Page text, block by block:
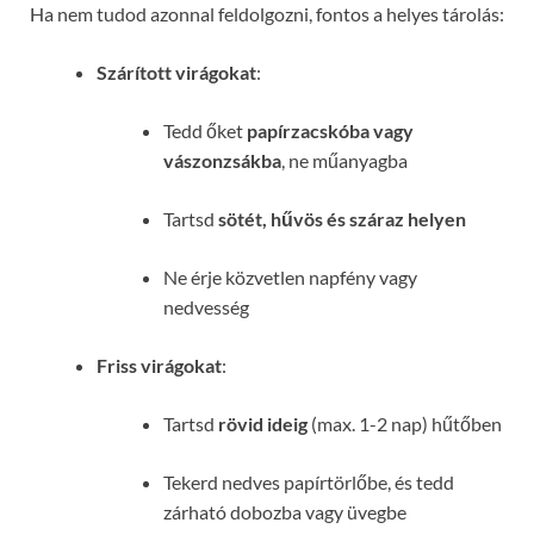
Ha nem tudod azonnal feldolgozni, fontos a helyes tárolás:
Szárított virágokat:
Tedd őket papírzacskóba vagy
vászonzsákba, ne műanyagba
Tartsd sötét, hűvös és száraz helyen
Ne érje közvetlen napfény vagy
nedvesség
Friss virágokat:
Tartsd rövid ideig (max. 1-2 nap) hűtőben
Tekerd nedves papírtörlőbe, és tedd
zárható dobozba vagy üvegbe